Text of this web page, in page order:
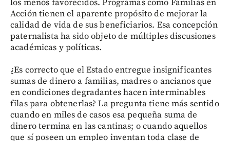
los menos favorecidos. Programas como Familias en
Acción tienen el aparente propósito de mejorar la
calidad de vida de sus beneficiarios. Esa concepción
paternalista ha sido objeto de múltiples discusiones
académicas y políticas.
¿Es correcto que el Estado entregue insignificantes
sumas de dinero a familias, madres o ancianos que
en condiciones degradantes hacen interminables
filas para obtenerlas? La pregunta tiene más sentido
cuando en miles de casos esa pequeña suma de
dinero termina en las cantinas; o cuando aquellos
que sí poseen un empleo inventan toda clase de